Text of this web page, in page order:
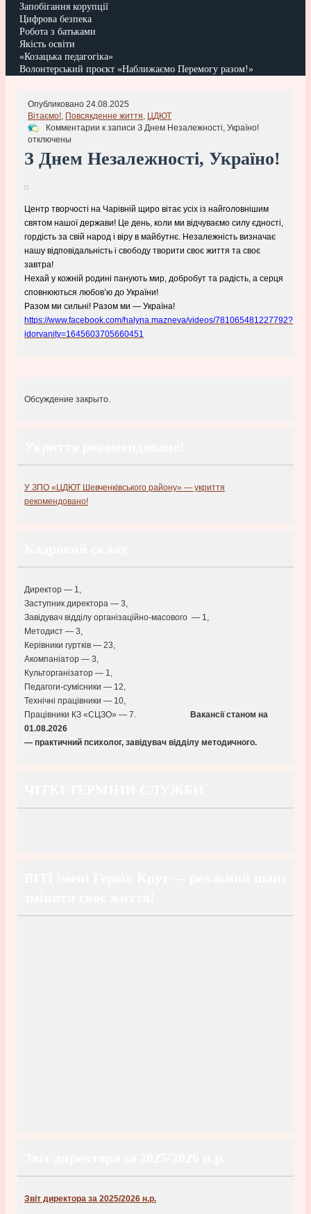
Запобігання корупції
Цифрова безпека
Робота з батьками
Якість освіти
«Козацька педагогіка»
Волонтерський проєкт «Наближаємо Перемогу разом!»
Опубликовано 24.08.2025
Вітаємо!, Повсякденне життя, ЦДЮТ
Комментарии к записи З Днем Незалежності, Україно!
отключены
З Днем Незалежності, Україно!
Центр творчості на Чарівній щиро вітає усіх із найголовнішим
святом нашої держави! Це день, коли ми відчуваємо силу єдності,
гордість за свій народ і віру в майбутнє. Незалежність визначає
нашу відповідальність і свободу творити своє життя та своє
завтра!
Нехай у кожній родині панують мир, добробут та радість, а серця
сповнюються любов’ю до України!
Разом ми сильні! Разом ми — Україна!
https://www.facebook.com/halyna.mazneva/videos/781065481227792?
idorvanity=1645603705660451
Обсуждение закрыто.
У ЗПО «ЦДЮТ Шевченківського району» — укриття
рекомендовано!
Директор — 1,
Заступник директора — 3,
Завідувач відділу організаційно-масового — 1,
Методист — 3,
Керівники гуртків — 23,
Акомпаніатор — 3,
Культорганізатор — 1,
Педагоги-сумісники — 12,
Технічні працівники — 10,
Працівники КЗ «СЦЗО» — 7.
Вакансії станом на
01.08.2026
— практичний психолог, завідувач відділу методичного.
Звіт директора за 2025/2026 н.р.